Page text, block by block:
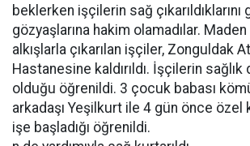
beklerken işçilerin sağ çıkarıldıklarını
gözyaşlarına hakim olamadılar. Maden
alkışlarla çıkarılan işçiler, Zonguldak
Hastanesine kaldırıldı. İşçilerin
olduğu öğrenildi. 3 çocuk babası
arkadaşı Yeşilkurt ile 4 gün önce özel
işe başladığı öğrenildi.